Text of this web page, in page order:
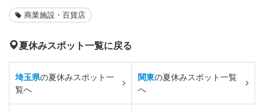
商業施設・百貨店
夏休みスポット一覧に戻る
埼玉県の夏休みスポット一
覧へ
関東の夏休みスポット一覧
へ